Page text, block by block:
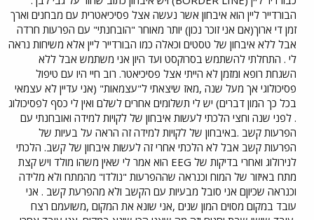
הבורדייר ליין הוא איבחון אשר נעשה אצל פסיכיאטרית עם מבחנים וארך
זמן די ארוך(אם אני זוכר נכון) יותר מאוחר "הובחנתי" עם הפרעות חרדה
אבל ללא איבחון של טסטים וכאלה כמו הבורדייר ליין אלא משיחות נראה
לי . התחלתי להשתמש בסרוקסט ועד היון אני משתמש אבל ללא
השגחת רופא ומזמן לא הייתי אצל פסיכיאטר. רוב חיי היו עם טיפול
פסיכולוגי אך מעל שנה ,מאז שיצאתי ל"עצמאות" (אני עדיין לא עצמאי
בכל כך המון דברים) יש לי תשלומים אחרים לשלם ואין לי כסף לפסיכולוג
. לפני שנה וחצי הלכתי לעשות איבחון של לקויות למידה ואובחנתי עם
הפרעות קשב .באיבחון של לקויות למידה זה הראה על בעיות של
הפרעות קשב אבל לא הלכתי אחרי זה לעשות איבחון של קשב. הלכתי
לנירולוג ואחרי בדיקות של EEG הוא אמר לי שאין משהו מולד ויש קצת
מתח באיזור של המוח וכנראה שההפרעות "נולדו" מהמתח ולא מלידה
וכנראה שכיוןם אני סובל מבעיות עם הקשב ולא מהפרעת קשב . אני
עובד במקום מסוים המון שנים ,אני שונא את המקום ,משועמם רצח